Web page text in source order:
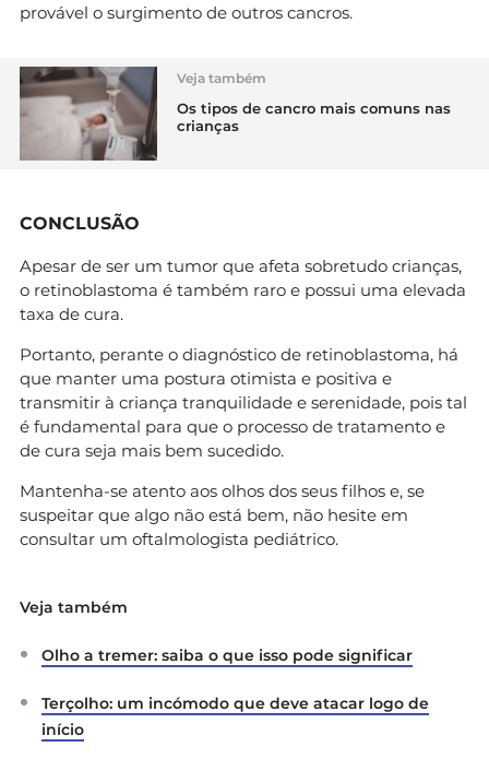
provável o surgimento de outros cancros.
Veja também
Os tipos de cancro mais comuns nas
crianças
CONCLUSÃO
Apesar de ser um tumor que afeta sobretudo crianças,
o retinoblastoma é também raro e possui uma elevada
taxa de cura.
Portanto, perante o diagnóstico de retinoblastoma, há
que manter uma postura otimista e positiva e
transmitir à criança tranquilidade e serenidade, pois tal
é fundamental para que o processo de tratamento e
de cura seja mais bem sucedido.
Mantenha-se atento aos olhos dos seus filhos e, se
suspeitar que algo não está bem, não hesite em
consultar um oftalmologista pediátrico.
Veja também
Olho a tremer: saiba o que isso pode significar
Terçolho: um incómodo que deve atacar logo de
início